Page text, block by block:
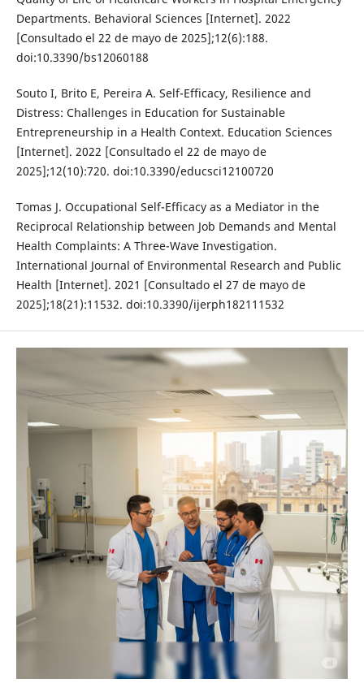
Departments. Behavioral Sciences [Internet]. 2022
[Consultado el 22 de mayo de 2025];12(6):188.
doi:10.3390/bs12060188
Souto I, Brito E, Pereira A. Self-Efficacy, Resilience and
Distress: Challenges in Education for Sustainable
Entrepreneurship in a Health Context. Education Sciences
[Internet]. 2022 [Consultado el 22 de mayo de
2025];12(10):720. doi:10.3390/educsci12100720
Tomas J. Occupational Self-Efficacy as a Mediator in the
Reciprocal Relationship between Job Demands and Mental
Health Complaints: A Three-Wave Investigation.
International Journal of Environmental Research and Public
Health [Internet]. 2021 [Consultado el 27 de mayo de
2025];18(21):11532. doi:10.3390/ijerph182111532